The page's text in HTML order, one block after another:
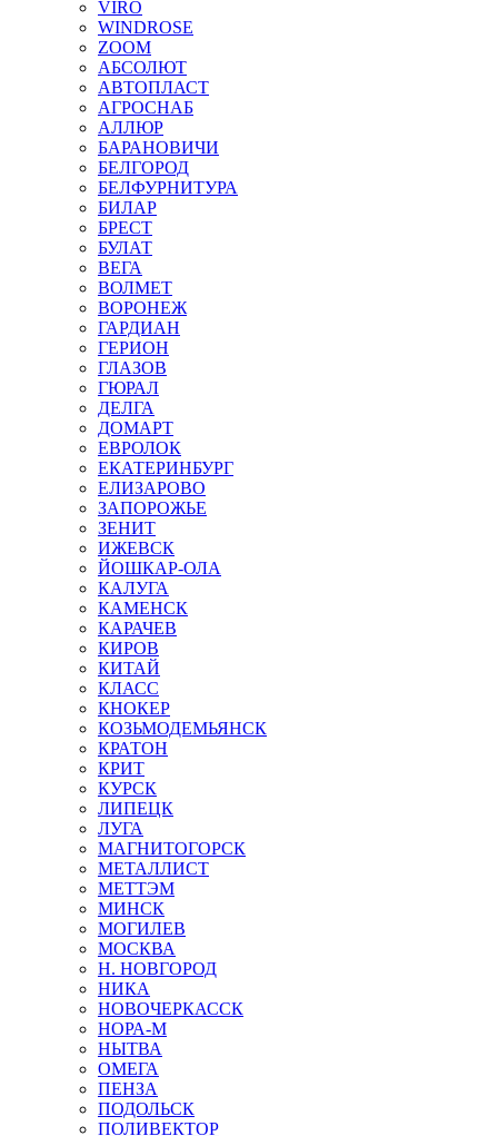
VIRO
WINDROSE
ZOOM
АБСОЛЮТ
АВТОПЛАСТ
АГРОСНАБ
АЛЛЮР
БАРАНОВИЧИ
БЕЛГОРОД
БЕЛФУРНИТУРА
БИЛАР
БРЕСТ
БУЛАТ
ВЕГА
ВОЛМЕТ
ВОРОНЕЖ
ГАРДИАН
ГЕРИОН
ГЛАЗОВ
ГЮРАЛ
ДЕЛГА
ДОМАРТ
ЕВРОЛОК
ЕКАТЕРИНБУРГ
ЕЛИЗАРОВО
ЗАПОРОЖЬЕ
ЗЕНИТ
ИЖЕВСК
ЙОШКАР-ОЛА
КАЛУГА
КАМЕНСК
КАРАЧЕВ
КИРОВ
КИТАЙ
КЛАСС
КНОКЕР
КОЗЬМОДЕМЬЯНСК
КРАТОН
КРИТ
КУРСК
ЛИПЕЦК
ЛУГА
МАГНИТОГОРСК
МЕТАЛЛИСТ
МЕТТЭМ
МИНСК
МОГИЛЕВ
МОСКВА
Н. НОВГОРОД
НИКА
НОВОЧЕРКАССК
НОРА-М
НЫТВА
ОМЕГА
ПЕНЗА
ПОДОЛЬСК
ПОЛИВЕКТОР